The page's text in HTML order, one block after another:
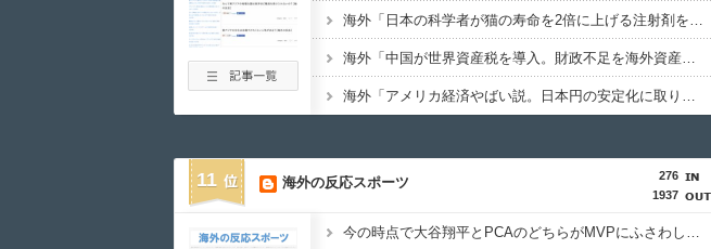
08月06日 22:00 海外「中国が世界資産税を導入。財政不足を海外資産
08月06日 21:35
韓国人「最近の東京の建築物のレベルをご覧ください
08月06日 21:00
08月06日 20:25 海外「日本で初めて梅干しなるものを食べた」日本
海外「日本の科学者が猫の寿命を2倍に上げる注射剤を開発。これこそノーベル賞だろ！」
海外「中国が世界資産税を導入。財政不足を海外資産への課税で補おうとする」
海外「アメリカ経済やばい説。日本円の安定化に取り組んだのもこれが原因か？」
11
276
1937
海外の反応スポーツ
今の時点で大谷翔平とPCAのどちらがMVPにふさわしい？←「投手もこなせるのはどちら？」（海外の反応）